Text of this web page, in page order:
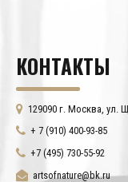
КОНТАКТЫ
129090 г. Москва, ул.
+ 7 (910) 400-93-85
+7 (495) 730-55-92
artsofnature@bk.ru